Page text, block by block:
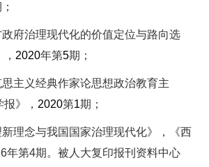
府治理现代化的价值定位与路向选
2020年第5期；
主义经典作家论思想政治教育主
》， 2020第1期；
理念与我国国家治理现代化》，《西
年第4期。被人大复印报刊资料中心